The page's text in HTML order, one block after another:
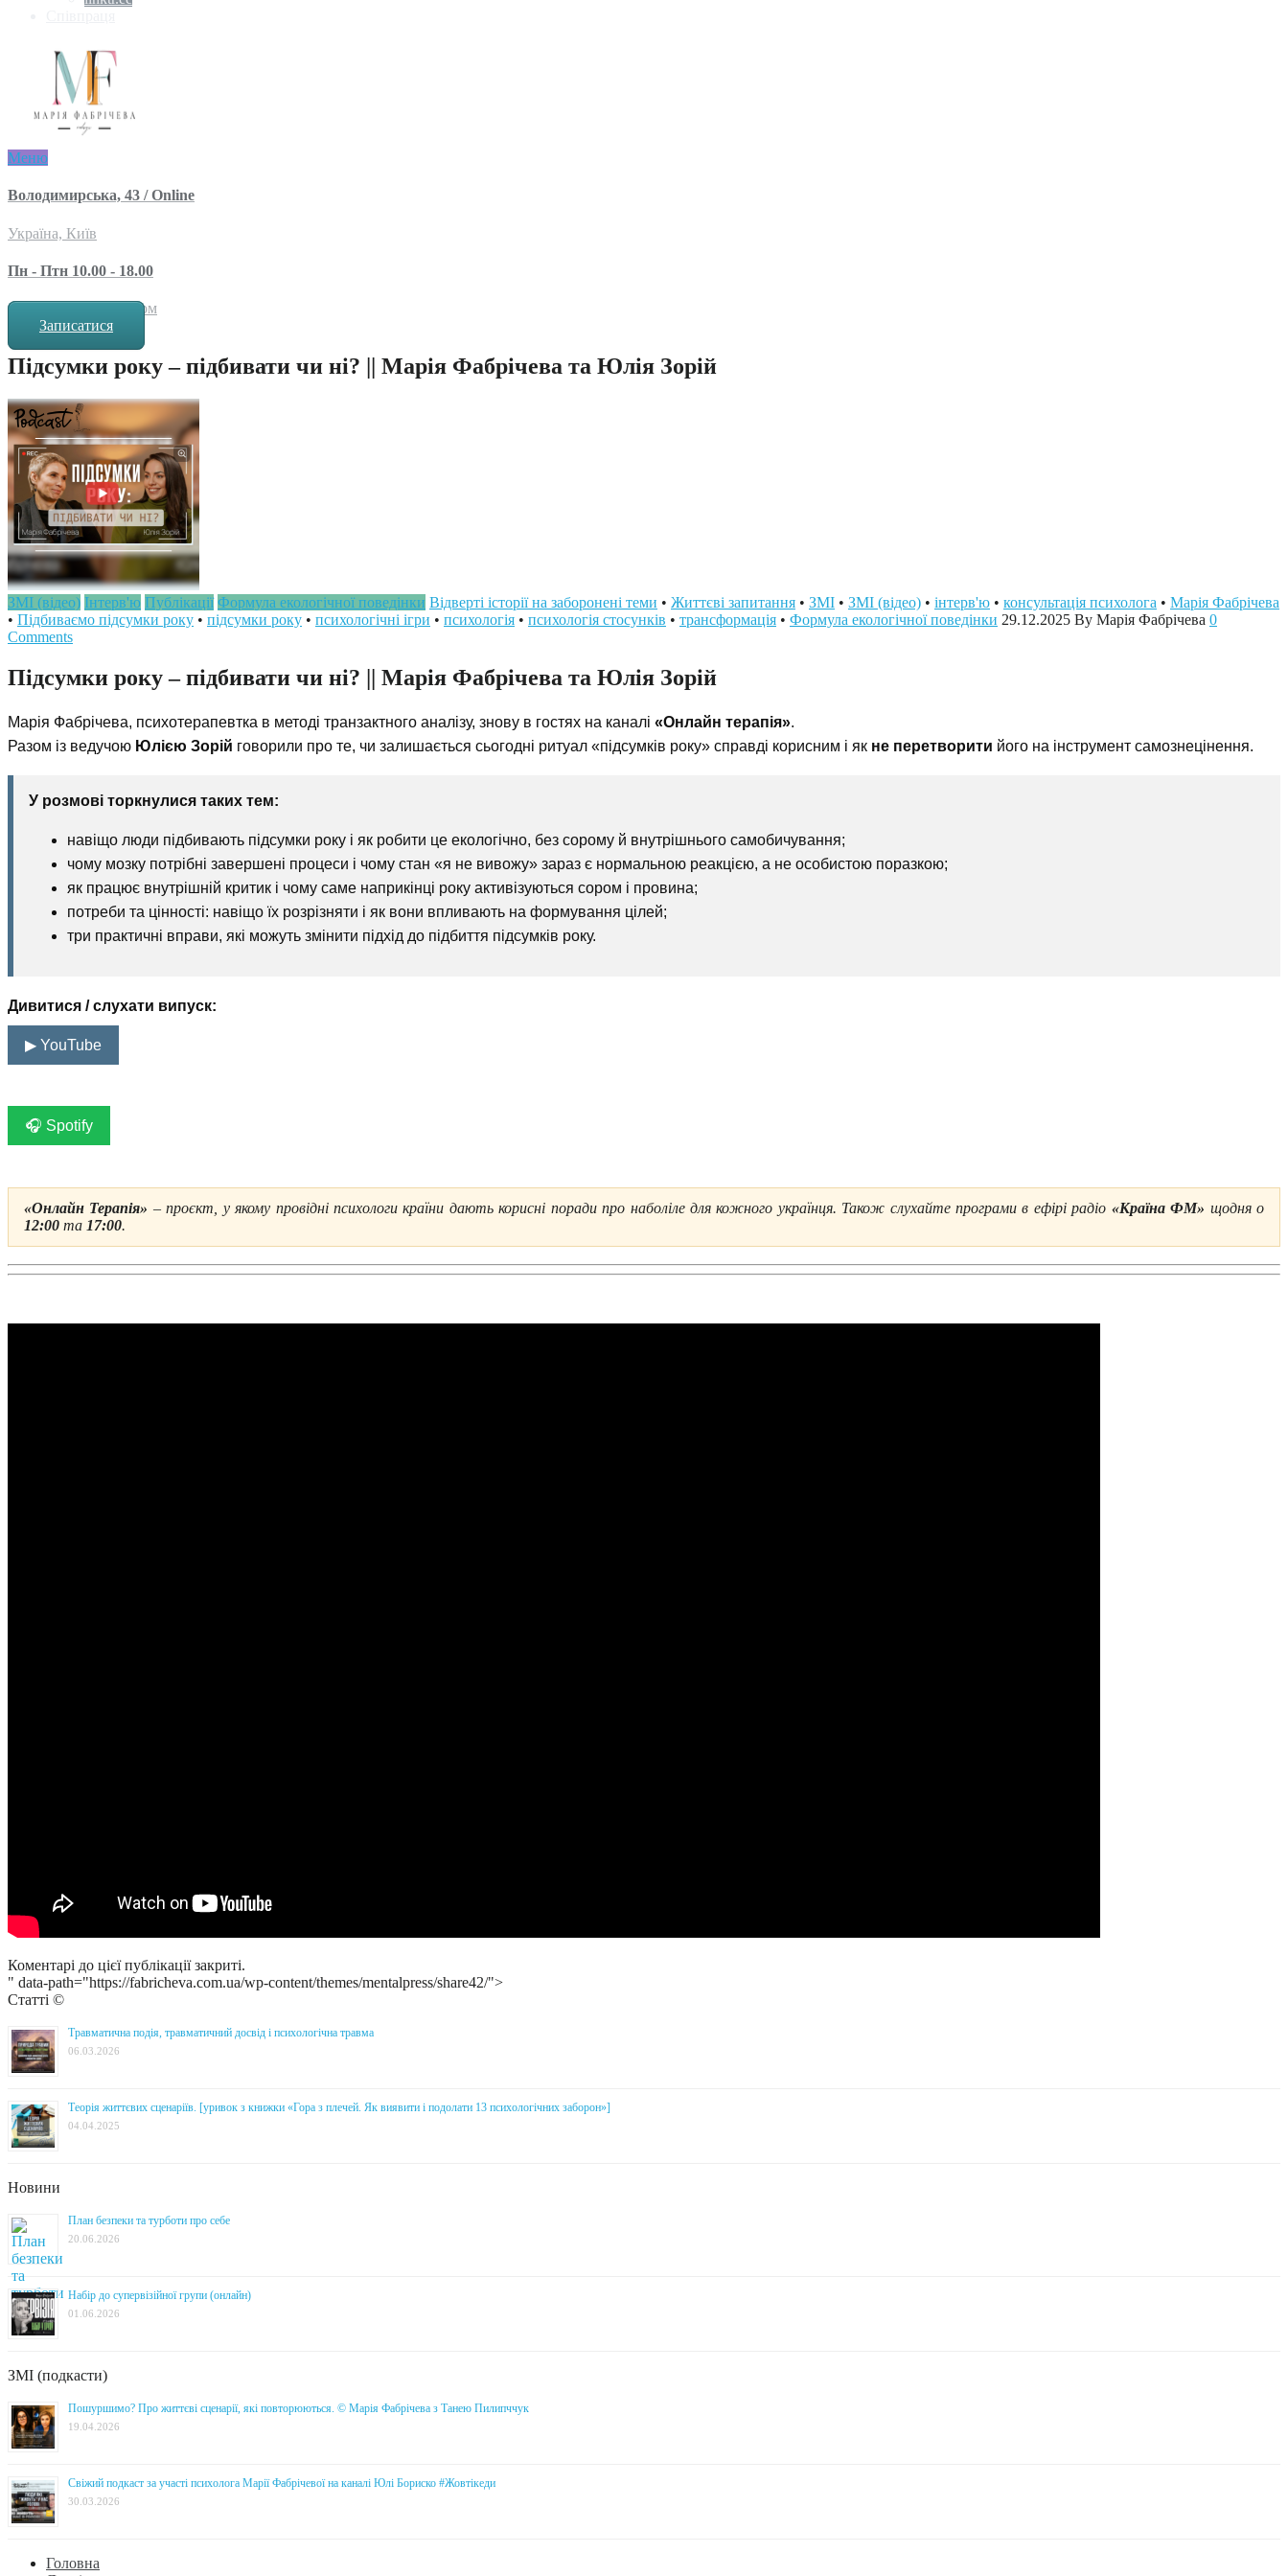
Меню
Володимирська, 43 / Online
Україна, Київ
Пн - Птн 10.00 - 18.00
за попереднім записом
Записатися
Підсумки року – підбивати чи ні? || Марія Фабрічева та Юлія Зорій
ЗМІ (відео) Інтерв'ю Публікації Формула екологічної поведінки Відверті історії на заборонені теми • Життєві запитання • ЗМІ • ЗМІ (відео) • інтерв'ю • консультація психолога • Марія Фабрічева
• Підбиваємо підсумки року • підсумки року • психологічні ігри • психологія • психологія стосунків • трансформація • Формула екологічної поведінки 29.12.2025 By Марія Фабрічева 0
Comments
Підсумки року – підбивати чи ні? || Марія Фабрічева та Юлія Зорій
Марія Фабрічева, психотерапевтка в методі транзактного аналізу, знову в гостях на каналі «Онлайн терапія».
Разом із ведучою Юлією Зорій говорили про те, чи залишається сьогодні ритуал «підсумків року» справді корисним і як не перетворити його на інструмент самознецінення.
У розмові торкнулися таких тем:
навіщо люди підбивають підсумки року і як робити це екологічно, без сорому й внутрішнього самобичування;
чому мозку потрібні завершені процеси і чому стан «я не вивожу» зараз є нормальною реакцією, а не особистою поразкою;
як працює внутрішній критик і чому саме наприкінці року активізуються сором і провина;
потреби та цінності: навіщо їх розрізняти і як вони впливають на формування цілей;
три практичні вправи, які можуть змінити підхід до підбиття підсумків року.
Дивитися / слухати випуск:
▶ YouTube
🎧 Spotify
«Онлайн Терапія» – проєкт, у якому провідні психологи країни дають корисні поради про наболіле для кожного українця. Також слухайте програми в ефірі радіо «Країна ФМ» щодня о
12:00 та 17:00.
Коментарі до цієї публікації закриті.
" data-path="https://fabricheva.com.ua/wp-content/themes/mentalpress/share42/">
Статті ©
Травматична подія, травматичний досвід і психологічна травма
06.03.2026
Теорія життєвих сценаріїв. [уривок з книжки «Гора з плечей. Як виявити і подолати 13 психологічних заборон»]
04.04.2025
Новини
План безпеки та турботи про себе
20.06.2026
Набір до супервізійної групи (онлайн)
01.06.2026
ЗМІ (подкасти)
Пошуршимо? Про життєві сценарії, які повторюються. © Марія Фабрічева з Танею Пилипччук
19.04.2026
Свіжий подкаст за участі психолога Марії Фабрічевої на каналі Юлі Бориско #Жовтікеди
30.03.2026
Головна